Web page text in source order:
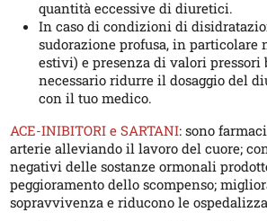
quantità eccessive di diuretici.
In caso di condizioni di
sudorazione profusa, in particolare
estivi) e presenza di valori pressori
necessario ridurre il dosaggio del
con il tuo medico.
ACE-INIBITORI e SARTANI: sono
arterie alleviando il lavoro del cuore;
negativi delle sostanze ormonali
peggioramento dello scompenso;
sopravvivenza e riducono le